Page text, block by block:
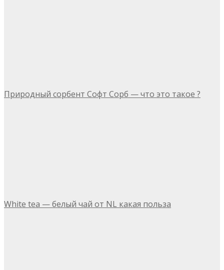
Природный сорбент Софт Сорб — что это такое ?
White tea — белый чай от NL какая польза